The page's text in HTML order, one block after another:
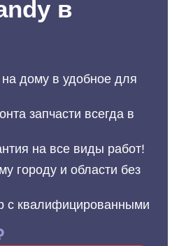
в
дому в удобное для
запчасти всегда в
на все виды работ!
городу и области без
с квалифицированными